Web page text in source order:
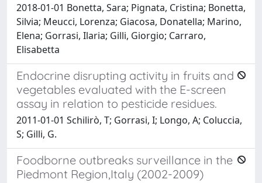
2018-01-01 Bonetta, Sara; Pignata, Cristina; Bonetta,
Silvia; Meucci, Lorenza; Giacosa, Donatella; Marino,
Elena; Gorrasi, Ilaria; Gilli, Giorgio; Carraro,
Elisabetta
Endocrine disrupting activity in fruits and
vegetables evaluated with the E-screen
assay in relation to pesticide residues.
2011-01-01 Schilirò, T; Gorrasi, I; Longo, A; Coluccia,
S; Gilli, G.
Foodborne outbreaks surveillance in the
Piedmont Region,Italy (2002-2009)